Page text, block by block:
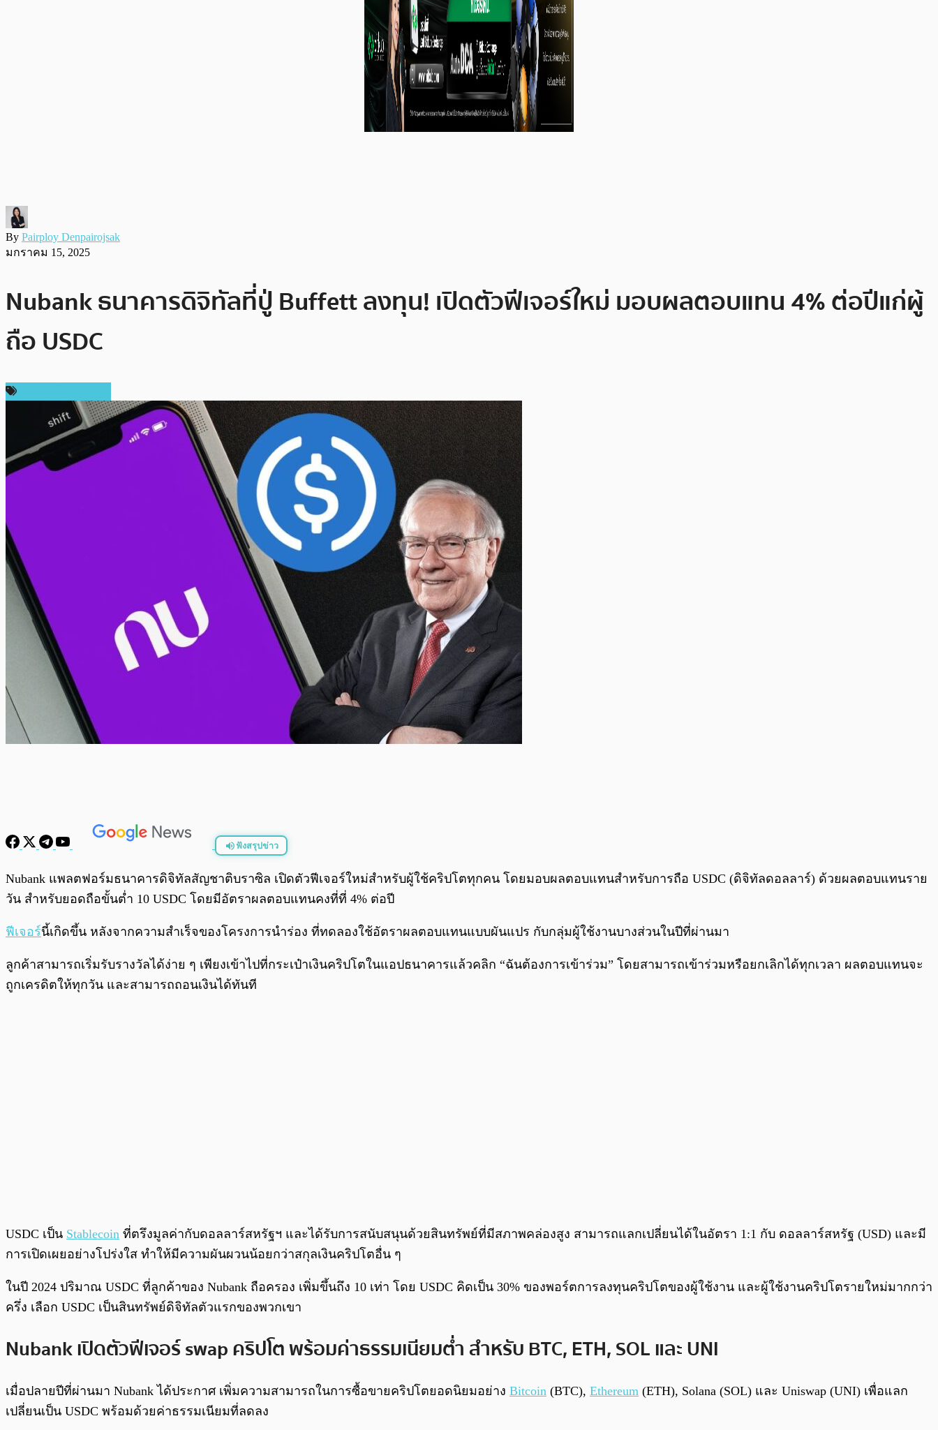
By Pairploy Denpairojsak
มกราคม 15, 2025
Nubank ธนาคารดิจิทัลที่ปู่ Buffett ลงทุน! เปิดตัวฟีเจอร์ใหม่ มอบผลตอบแทน 4% ต่อปีแก่ผู้
ถือ USDC
ฟังสรุปข่าว
พร้อมเล่น
Nubank แพลตฟอร์มธนาคารดิจิทัลสัญชาติบราซิล เปิดตัวฟีเจอร์ใหม่สำหรับผู้ใช้คริปโตทุกคน โดยมอบผลตอบแทนสำหรับการถือ USDC (ดิจิทัลดอลลาร์) ด้วยผลตอบแทนราย
วัน สำหรับยอดถือขั้นต่ำ 10 USDC โดยมีอัตราผลตอบแทนคงที่ที่ 4% ต่อปี
ฟีเจอร์นี้เกิดขึ้น หลังจากความสำเร็จของโครงการนำร่อง ที่ทดลองใช้อัตราผลตอบแทนแบบผันแปร กับกลุ่มผู้ใช้งานบางส่วนในปีที่ผ่านมา
ลูกค้าสามารถเริ่มรับรางวัลได้ง่าย ๆ เพียงเข้าไปที่กระเป๋าเงินคริปโตในแอปธนาคารแล้วคลิก “ฉันต้องการเข้าร่วม” โดยสามารถเข้าร่วมหรือยกเลิกได้ทุกเวลา ผลตอบแทนจะ
ถูกเครดิตให้ทุกวัน และสามารถถอนเงินได้ทันที
USDC เป็น Stablecoin ที่ตรึงมูลค่ากับดอลลาร์สหรัฐฯ และได้รับการสนับสนุนด้วยสินทรัพย์ที่มีสภาพคล่องสูง สามารถแลกเปลี่ยนได้ในอัตรา 1:1 กับ ดอลลาร์สหรัฐ (USD) และมี
การเปิดเผยอย่างโปร่งใส ทำให้มีความผันผวนน้อยกว่าสกุลเงินคริปโตอื่น ๆ
ในปี 2024 ปริมาณ USDC ที่ลูกค้าของ Nubank ถือครอง เพิ่มขึ้นถึง 10 เท่า โดย USDC คิดเป็น 30% ของพอร์ตการลงทุนคริปโตของผู้ใช้งาน และผู้ใช้งานคริปโตรายใหม่มากกว่า
ครึ่ง เลือก USDC เป็นสินทรัพย์ดิจิทัลตัวแรกของพวกเขา
Nubank เปิดตัวฟีเจอร์ swap คริปโต พร้อมค่าธรรมเนียมต่ำ สำหรับ BTC, ETH, SOL และ UNI
เมื่อปลายปีที่ผ่านมา Nubank ได้ประกาศ เพิ่มความสามารถในการซื้อขายคริปโตยอดนิยมอย่าง Bitcoin (BTC), Ethereum (ETH), Solana (SOL) และ Uniswap (UNI) เพื่อแลก
เปลี่ยนเป็น USDC พร้อมด้วยค่าธรรมเนียมที่ลดลง